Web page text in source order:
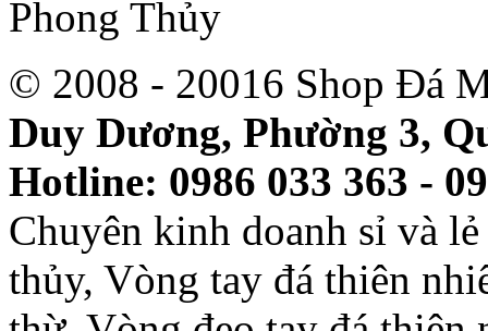
© 2008 - 20016 Shop Đá
Duy Dương, Phường 3,
Hotline: 0986 033 363 -
Chuyên kinh doanh sỉ và
thủy, Vòng tay đá thiên